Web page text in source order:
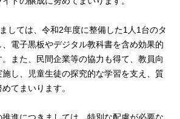
しては、令和2年度に整備した1人1台のタ
電子黒板やデジタル教科書を含め効果的
また、民間企業等の協力も得て、教員向
し、児童生徒の探究的な学習を支え、質
てまいります。